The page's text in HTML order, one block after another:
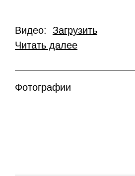
Видео: Загрузить
Читать далее
Фотографии